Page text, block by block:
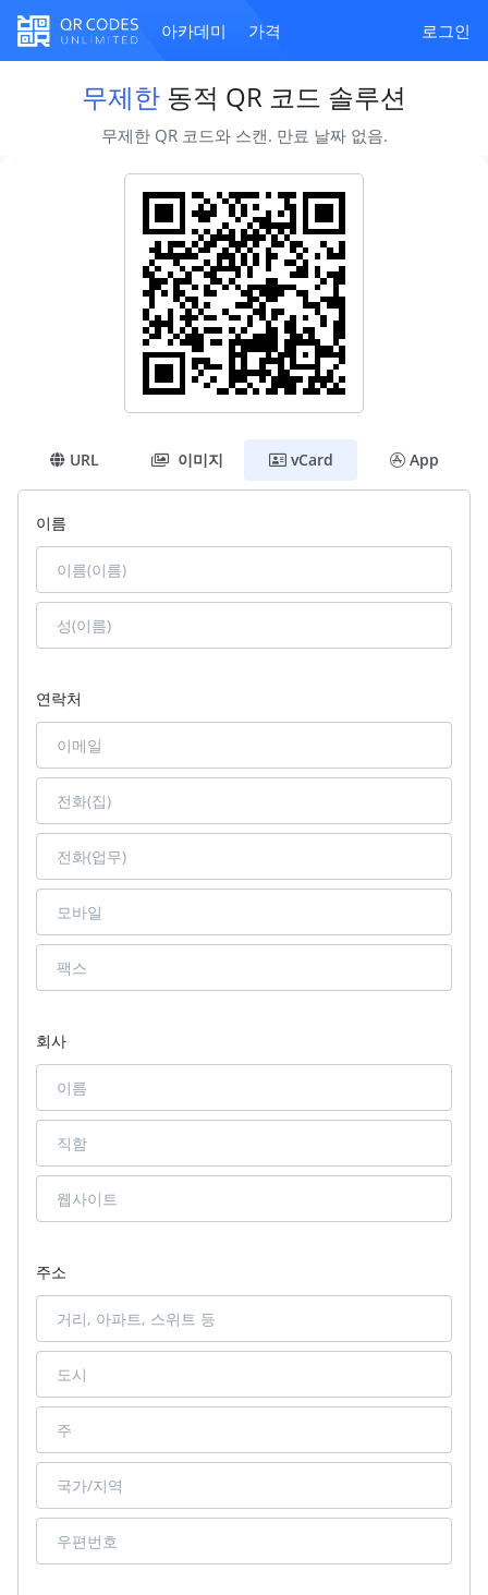
아카데미 가격 로그인
무제한 동적 QR 코드 솔루션
무제한 QR 코드와 스캔. 만료 날짜 없음.
URL 이미지 vCard App
이름
연락처
회사
주소